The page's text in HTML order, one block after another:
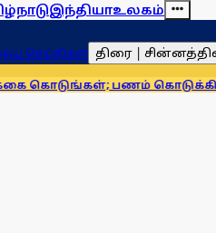
இந்தியாஉலகம்
செய்திகள் திரை |
பணம் கொடுக்கிறோம்